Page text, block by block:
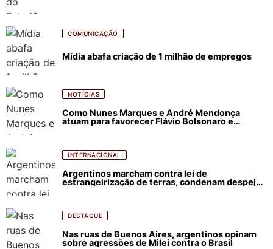
COMUNICAÇÃO
Mídia abafa criação de 1 milhão de empregos
NOTÍCIAS
Como Nunes Marques e André Mendonça
atuam para favorecer Flávio Bolsonaro e
INTERNACIONAL
Argentinos marcham contra lei de
estrangeirização de terras, condenam despejos
DESTAQUE
Nas ruas de Buenos Aires, argentinos opinam
sobre agressões de Milei contra o Brasil